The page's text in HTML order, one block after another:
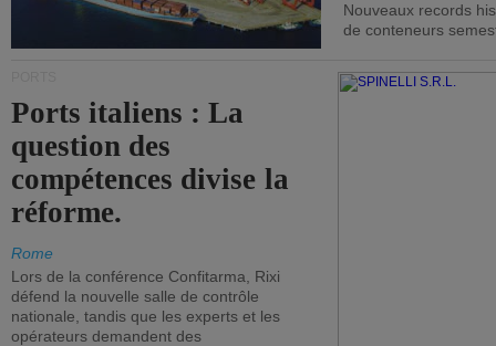
Nouveaux records
de conteneurs
Ports italiens : La
question des
compétences divise la
réforme.
Rome
Lors de la conférence Confitarma, Rixi
défend la nouvelle salle de contrôle
nationale, tandis que les experts et les
opérateurs demandent des